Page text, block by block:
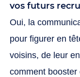
vos futurs
Oui, la
pour figurer en
voisins, de leur
comment